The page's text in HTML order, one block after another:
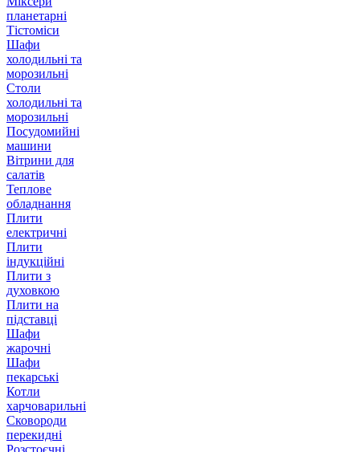
планетарні
Тістоміси
Шафи
холодильні та
морозильні
Столи
холодильні та
морозильні
Посудомийні
машини
Вітрини для
салатів
Теплове
обладнання
Плити
електричні
Плити
індукційні
Плити з
духовкою
Плити на
підставці
Шафи
жарочні
Шафи
пекарські
Котли
харчоварильні
Сковороди
перекидні
Розстоєчні